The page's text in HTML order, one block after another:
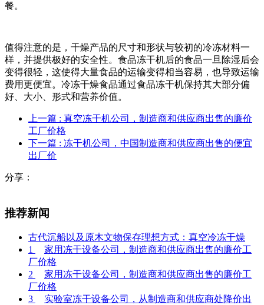
餐。
值得注意的是，干燥产品的尺寸和形状与较初的冷冻材料一
样，并提供极好的安全性。食品冻干机后的食品一旦除湿后会
变得很轻，这使得大量食品的运输变得相当容易，也导致运输
费用更便宜。冷冻干燥食品通过食品冻干机保持其大部分偏
好、大小、形式和营养价值。
上一篇 : 真空冻干机公司，制造商和供应商出售的廉价
工厂价格
下一篇 : 冻干机公司，中国制造商和供应商出售的便宜
出厂价
分享：
推荐新闻
古代沉船以及原木文物保存理想方式：真空冷冻干燥
1
家用冻干设备公司，制造商和供应商出售的廉价工
厂价格
2
家用冻干设备公司，制造商和供应商出售的廉价工
厂价格
3
实验室冻干设备公司，从制造商和供应商处降价出